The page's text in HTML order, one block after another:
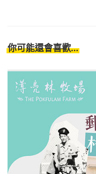
你可能還會喜歡...